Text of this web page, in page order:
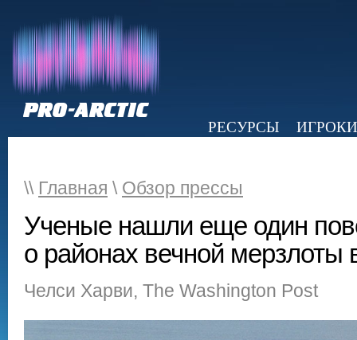
РЕСУРСЫ
ИГРОКИ
\\ Главная \ Обзор прессы
Ученые нашли еще один
о районах вечной мерзлоты
Челси Харви, The Washington Post